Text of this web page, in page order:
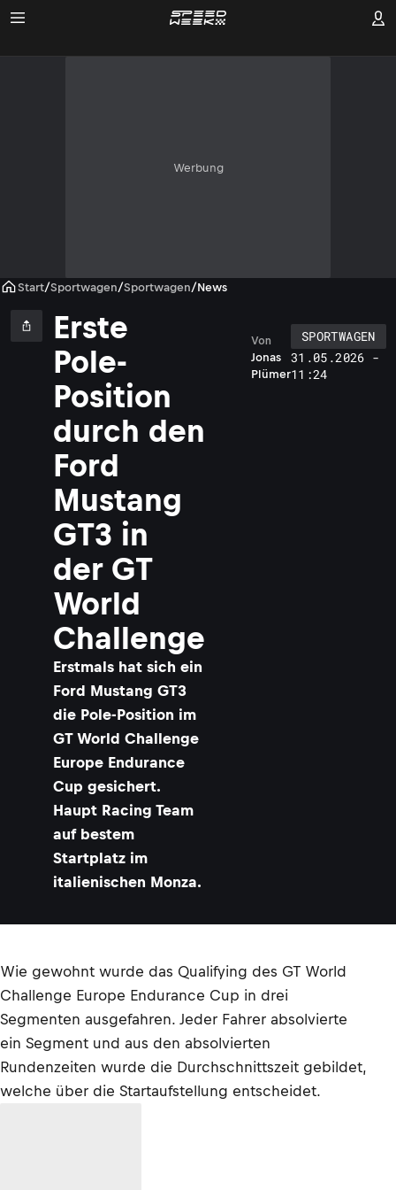
Werbung
Start/Sportwagen/Sportwagen/News
Erste
Pole-
Position
durch den
Ford
Mustang
GT3 in
der GT
World
Challenge
Erstmals hat sich ein
Ford Mustang GT3
die Pole-Position im
GT World Challenge
Europe Endurance
Cup gesichert.
Haupt Racing Team
auf bestem
Startplatz im
italienischen Monza.
Jonas
Plümer
Von
SPORTWAGEN
31.05.2026 -
11:24
Wie gewohnt wurde das Qualifying des GT World
Challenge Europe Endurance Cup in drei
Segmenten ausgefahren. Jeder Fahrer absolvierte
ein Segment und aus den absolvierten
Rundenzeiten wurde die Durchschnittszeit gebildet,
welche über die Startaufstellung entscheidet.